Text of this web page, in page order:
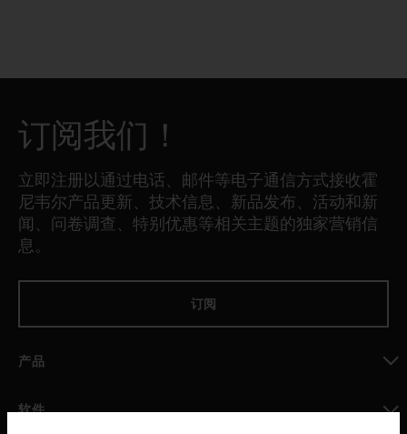
订阅我们！
立即注册以通过电话、邮件等电子通信方式接收霍
尼韦尔产品更新、技术信息、新品发布、活动和新
闻、问卷调查、特别优惠等相关主题的独家营销信
息。
订阅
产品
软件